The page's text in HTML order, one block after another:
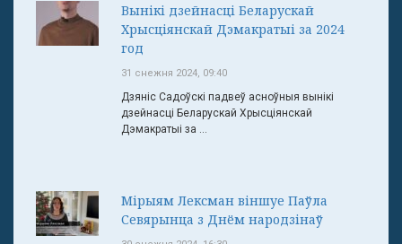
Вынікі дзейнасці Беларускай
Хрысціянскай Дэмакратыі за 2024
год
31 снежня 2024, 09:40
Дзяніс Садоўскі падвеў асноўныя вынікі
дзейнасці Беларускай Хрысціянскай
Дэмакратыі за ...
Мірыям Лексман віншуе Паўла
Севярынца з Днём народзінаў